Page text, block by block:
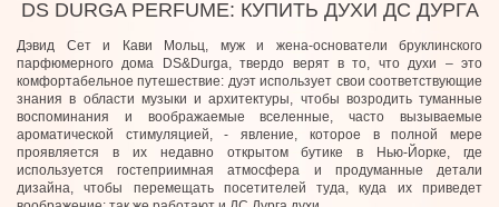
DS DURGA PERFUME: КУПИТЬ ДУХИ ДС ДУРГА
Дэвид Сет и Кави Мольц, муж и жена-основатели бруклинского
парфюмерного дома DS&Durga, твердо верят в то, что духи – это
комфортабельное путешествие: дуэт использует свои соответствующие
знания в области музыки и архитектуры, чтобы возродить туманные
воспоминания и воображаемые вселенные, часто вызываемые
ароматической стимуляцией, - явление, которое в полной мере
проявляется в их недавно открытом бутике в Нью-Йорке, где
используется гостеприимная атмосфера и продуманные детали
дизайна, чтобы перемещать посетителей туда, куда их приведет